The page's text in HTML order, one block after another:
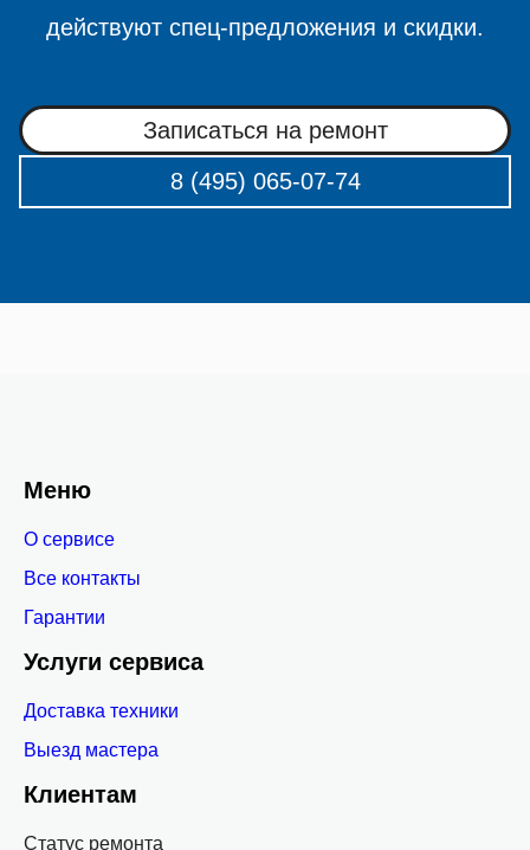
действуют спец-предложения и скидки.
Записаться на ремонт
8 (495) 065-07-74
Меню
О сервисе
Все контакты
Гарантии
Услуги сервиса
Доставка техники
Выезд мастера
Клиентам
Статус ремонта